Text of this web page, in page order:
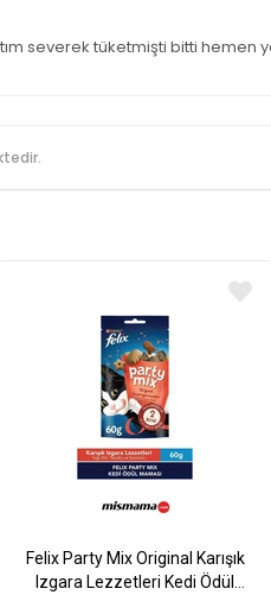
severek tüketmişti bitti hemen
Felix Party Mix Original Karışık
Izgara Lezzetleri Kedi Ödül